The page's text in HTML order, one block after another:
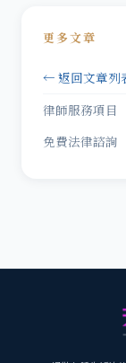
更多文章
← 返回文章列
律師服務項目
免費法律諮詢